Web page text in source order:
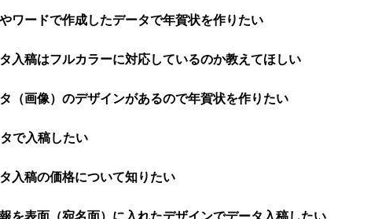
ワードで作成したデータで年賀状を作りたい
入稿はフルカラーに対応しているのか教えてほしい
（画像）のデザインがあるので年賀状を作りたい
で入稿したい
入稿の価格について知りたい
を表面（宛名面）に入れたデザインでデータ入稿したい